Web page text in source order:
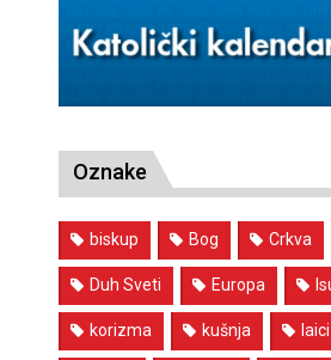
Oznake
biskup Bog Crkva
Duh Sveti Europa
korizma kušnja laici